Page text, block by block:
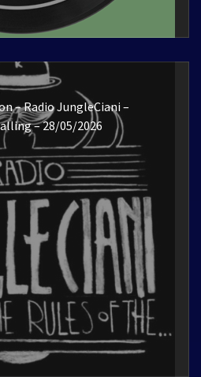
– Radio JungleCiani –
– 28/05/2026